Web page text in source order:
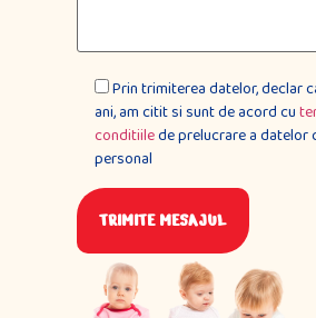
Prin trimiterea datelor, declar
ani, am citit si sunt de acord cu
conditiilede prelucrare a datelor
personal